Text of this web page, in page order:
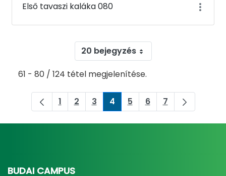
Első tavaszi kaláka 080
20 bejegyzés
61 - 80 / 124 tétel megjelenítése.
Oldal
1 Oldal
2 Oldal
3 Oldal
4 Oldal
5 Oldal
6 Oldal
7
BUDAI CAMPUS